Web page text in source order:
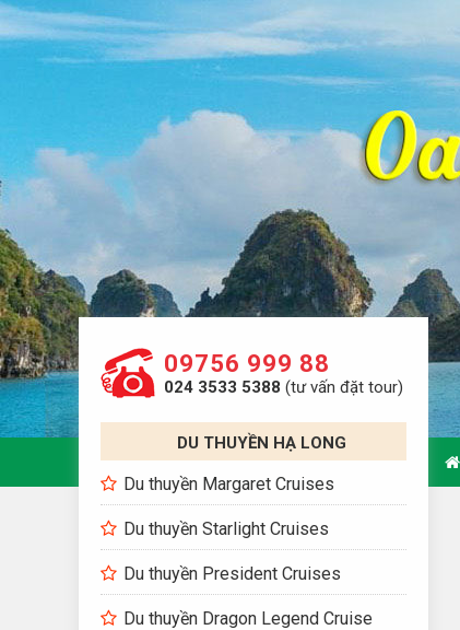
09756 999 88
024 3533 5388 (tư vấn đặt tour)
DU THUYỀN HẠ LONG
Du thuyền Margaret Cruises
Du thuyền Starlight Cruises
Du thuyền President Cruises
Du thuyền Dragon Legend Cruise